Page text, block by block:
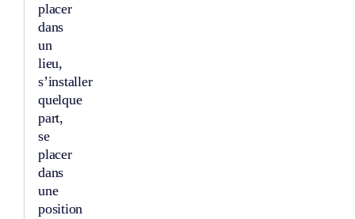
placer
dans
un
lieu,
s’installer
quelque
part,
se
placer
dans
une
position